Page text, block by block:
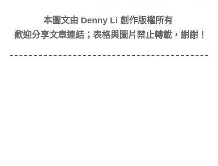
本圖文由 Denny Li 創作版權所有
歡迎分享文章連結；表格與圖片禁止轉載，謝謝！